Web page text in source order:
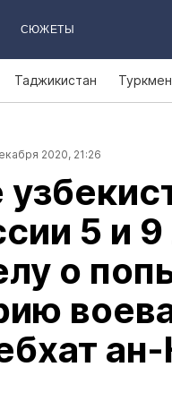
СЮЖЕТЫ
Таджикистан
2020, 21:26
5 и
о